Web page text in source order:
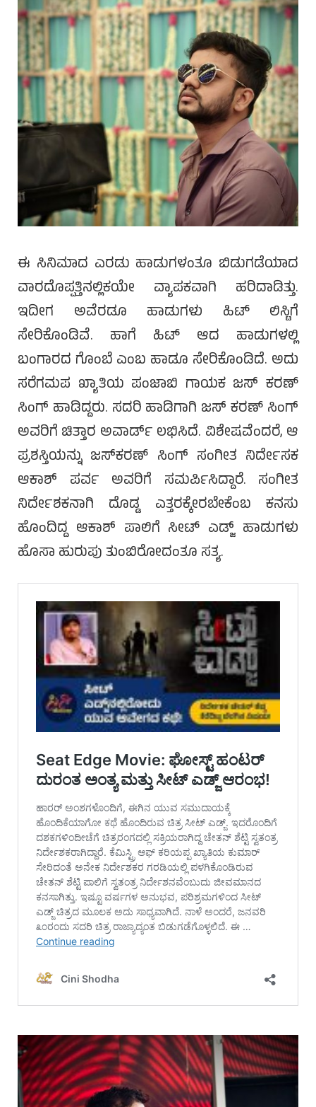
ಈ ಸಿನಿಮಾದ ಎರಡು ಹಾಡುಗಳಂತೂ ಬಿಡುಗಡೆಯಾದ
ವಾರದೊಪ್ಪತ್ತಿನಲ್ಲಿಕಯೇ ವ್ಯಾಪಕವಾಗಿ ಹರಿದಾಡಿತ್ತು.
ಇದೀಗ ಅವೆರಡೂ ಹಾಡುಗಳು ಹಿಟ್ ಲಿಸ್ಟಿಗೆ
ಸೇರಿಕೊಂಡಿವೆ. ಹಾಗೆ ಹಿಟ್ ಆದ ಹಾಡುಗಳಲ್ಲಿ
ಬಂಗಾರದ ಗೊಂಬೆ ಎಂಬ ಹಾಡೂ ಸೇರಿಕೊಂಡಿದೆ. ಅದು
ಸರೆಗಮಪ ಖ್ಯಾತಿಯ ಪಂಜಾಬಿ ಗಾಯಕ ಜಸ್ ಕರಣ್
ಸಿಂಗ್ ಹಾಡಿದ್ದರು. ಸದರಿ ಹಾಡಿಗಾಗಿ ಜಸ್ ಕರಣ್ ಸಿಂಗ್
ಅವರಿಗೆ ಚಿತ್ತಾರ ಅವಾರ್ಡ್ ಲಭಿಸಿದೆ. ವಿಶೇಷವೆಂದರೆ, ಆ
ಪ್ರಶಸ್ತಿಯನ್ನು ಜಸ್‌ಕರಣ್ ಸಿಂಗ್ ಸಂಗೀತ ನಿರ್ದೇಸಕ
ಆಕಾಶ್ ಪರ್ವ ಅವರಿಗೆ ಸಮರ್ಪಿಸಿದ್ದಾರೆ. ಸಂಗೀತ
ನಿರ್ದೇಶಕನಾಗಿ ದೊಡ್ಡ ಎತ್ತರಕ್ಕೇರಬೇಕೆಂಬ ಕನಸು
ಹೊಂದಿದ್ದ ಆಕಾಶ್ ಪಾಲಿಗೆ ಸೀಟ್ ಎಡ್ಜ್ ಹಾಡುಗಳು
ಹೊಸಾ ಹುರುಪು ತುಂಬಿರೋದಂತೂ ಸತ್ಯ.